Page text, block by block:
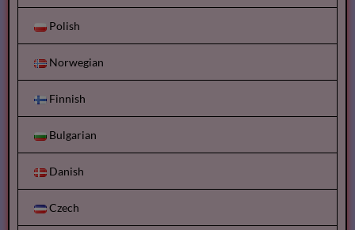
Polish
Norwegian
Finnish
Bulgarian
Danish
Czech